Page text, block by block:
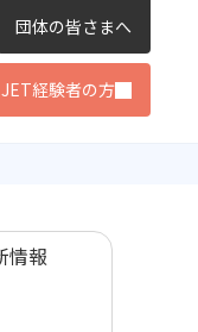
団体の皆さまへ
JET経験者の方